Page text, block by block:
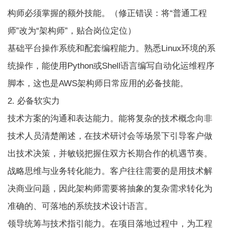
构师必须掌握的额外技能。（修正错误：将“普通工程
师”改为“架构师”，贴合岗位定位）
基础平台操作系统和配套编程能力。熟悉Linux环境的系
统操作，能使用Python或Shell语言编写自动化运维程序
脚本，这也是AWS架构师日常应用的必备技能。
2. 必备软实力
技术方案的沟通和表达能力。能将复杂的技术概念向非
技术人员清楚阐述，在技术研讨会等场景下引导客户做
出技术决策，并敏锐把握住双方长期合作的机遇节奏。
战略思维与业务转化能力。客户往往需要的是用技术解
决商业问题，因此架构师需要将抽象的复杂需求转化为
准确的、可落地的系统技术设计语言。
领导统筹与技术指引能力。在项目落地过程中，为工程